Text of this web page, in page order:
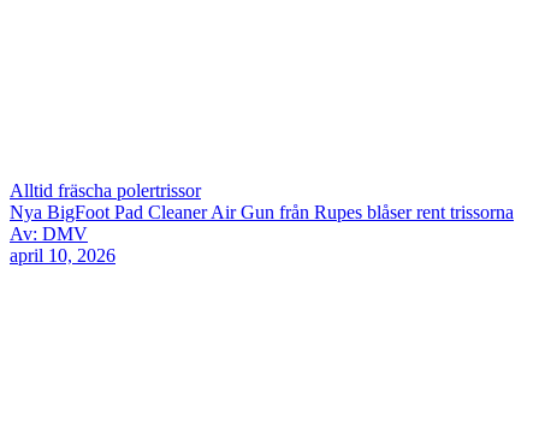
Alltid fräscha polertrissor
Nya BigFoot Pad Cleaner Air Gun från Rupes blåser rent trissorna
Av: DMV
april 10, 2026